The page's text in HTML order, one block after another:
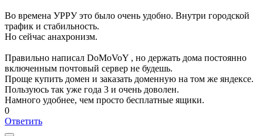
Во времена УРРУ это было очень удобно. Внутри городской
трафик и стабильность.
Но сейчас анахронизм.
Правильно написал DoMoVoY , но держать дома постоянно
включенным почтовый сервер не будешь.
Проще купить домен и заказать доменную на том же яндексе.
Пользуюсь так уже года 3 и очень доволен.
Намного удобнее, чем просто бесплатные ящики.
0
Ответить